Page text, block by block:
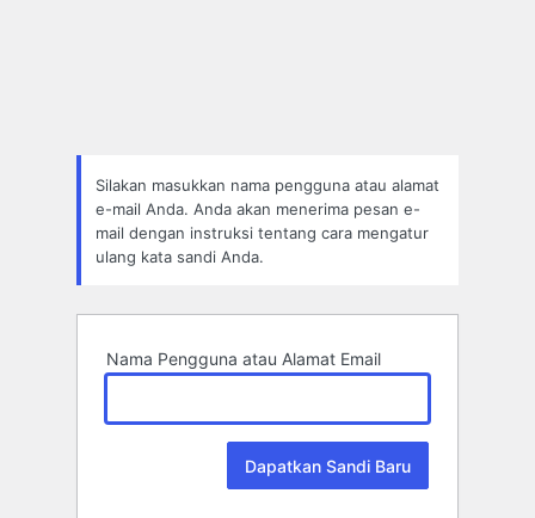
Silakan masukkan nama pengguna atau alamat
e-mail Anda. Anda akan menerima pesan e-
mail dengan instruksi tentang cara mengatur
ulang kata sandi Anda.
Nama Pengguna atau Alamat Email